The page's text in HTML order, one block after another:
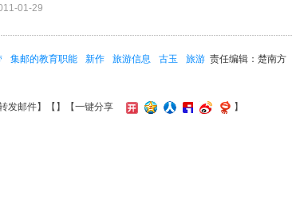
01-29
责任编辑：楚南方
集邮的教育职能 新作 旅游信息 古玉
旅游
发邮件】【 】 【一键分享 】